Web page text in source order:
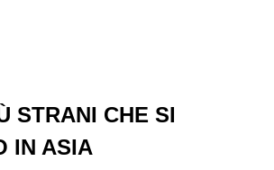
STRANI CHE SI
IN ASIA